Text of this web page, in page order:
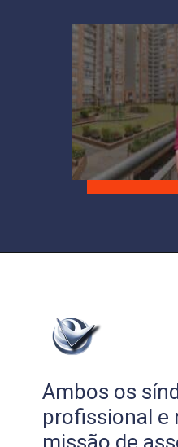
Ambos os
profissional e